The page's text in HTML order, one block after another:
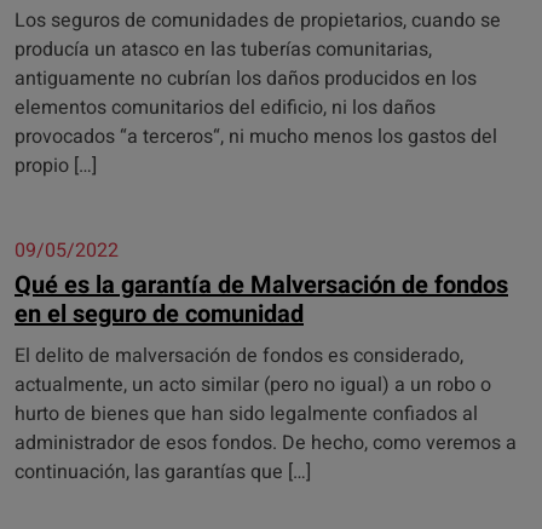
Los seguros de comunidades de propietarios, cuando se
producía un atasco en las tuberías comunitarias,
antiguamente no cubrían los daños producidos en los
elementos comunitarios del edificio, ni los daños
provocados “a terceros“, ni mucho menos los gastos del
propio […]
09/05/2022
Qué es la garantía de Malversación de fondos
en el seguro de comunidad
El delito de malversación de fondos es considerado,
actualmente, un acto similar (pero no igual) a un robo o
hurto de bienes que han sido legalmente confiados al
administrador de esos fondos. De hecho, como veremos a
continuación, las garantías que […]